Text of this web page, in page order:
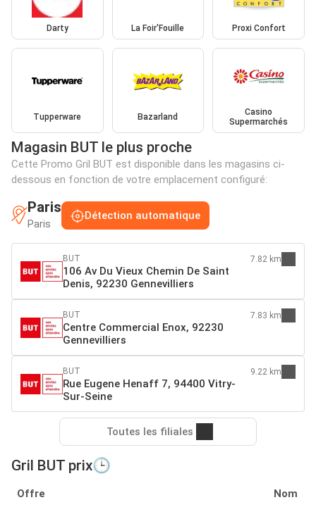
Darty La Foir'Fouille Proxi Confort
Tupperware Bazarland
Casino
Supermarchés
Magasin BUT le plus proche
Cette Promo Gril BUT est disponible dans les magasins ci-
dessous en fonction de votre emplacement configuré:
Paris
Paris
Détection automatique
BUT
106 Av Du Vieux Chemin De Saint
Denis, 92230 Gennevilliers
7.82 km
BUT
Centre Commercial Enox, 92230
Gennevilliers
7.83 km
BUT
Rue Eugene Henaff 7, 94400 Vitry-
Sur-Seine
9.22 km
Toutes les filiales
Gril BUT prix🕒
Offre Nom